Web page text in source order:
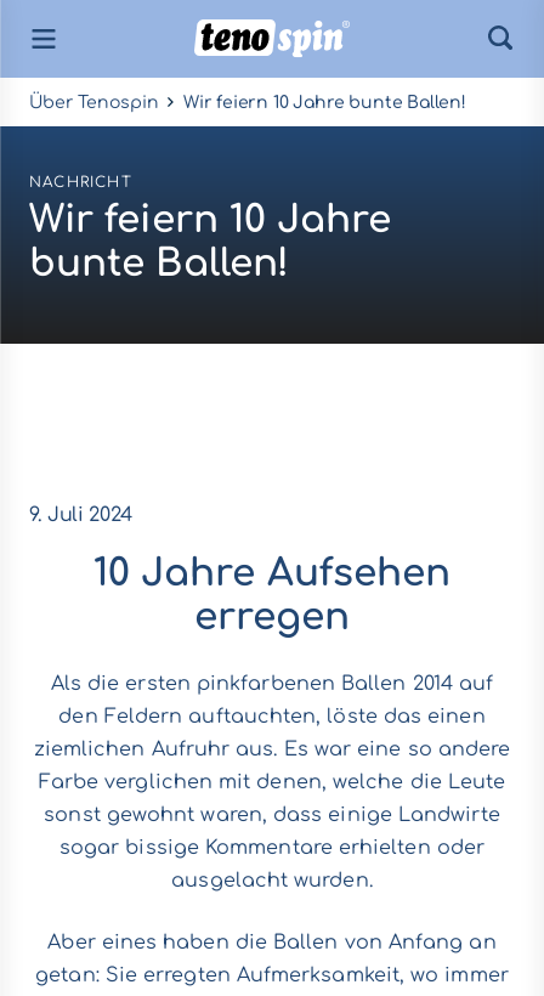
Über Tenospin Wir feiern 10 Jahre bunte Ballen!
NACHRICHT
Wir feiern 10 Jahre
bunte Ballen!
9. Juli 2024
10 Jahre Aufsehen
erregen
Als die ersten pinkfarbenen Ballen 2014 auf
den Feldern auftauchten, löste das einen
ziemlichen Aufruhr aus. Es war eine so andere
Farbe verglichen mit denen, welche die Leute
sonst gewohnt waren, dass einige Landwirte
sogar bissige Kommentare erhielten oder
ausgelacht wurden.
Aber eines haben die Ballen von Anfang an
getan: Sie erregten Aufmerksamkeit, wo immer